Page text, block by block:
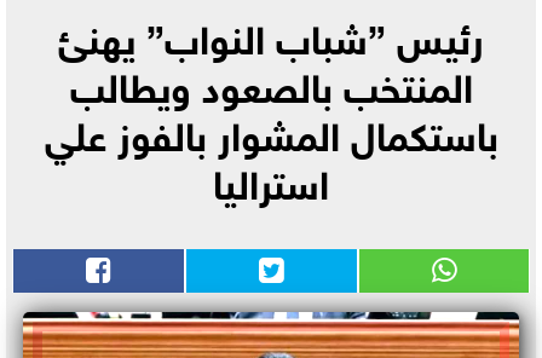
رئيس ”شباب النواب” يهنئ
المنتخب بالصعود ويطالب
باستكمال المشوار بالفوز علي
استراليا